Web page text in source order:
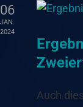
06
JAN.
2024
Auch